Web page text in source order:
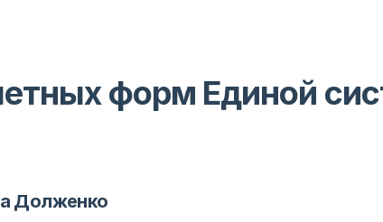
форм Единой
Долженко